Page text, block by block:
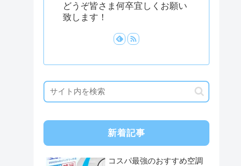
どうぞ皆さま何卒宜しくお願い
致します！
新着記事
コスパ最強のおすすめ空調